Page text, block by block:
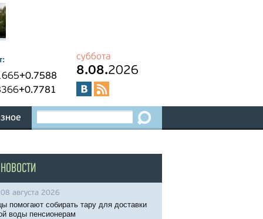
+0.7588
+0.7781
суббота
8.08.2026
08 августа 2026
помогают собирать тару для доставки
воды пенсионерам